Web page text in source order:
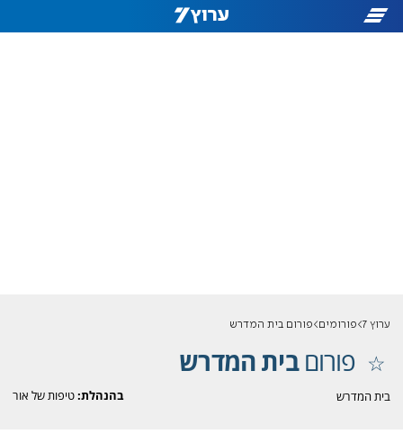
ערוץ 7 פורומים פורום בית המדרש
פורוםבית המדרש
בהנהלת:טיפות של אור בית המדרש